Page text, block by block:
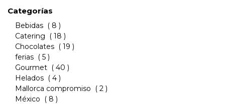
Categorías
Bebidas ( 8 )
Catering ( 18 )
Chocolates ( 19 )
ferias ( 5 )
Gourmet ( 40 )
Helados ( 4 )
Mallorca compromiso ( 2 )
México ( 8 )